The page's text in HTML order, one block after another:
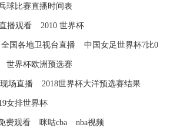
球比赛直播时间表
播观看 2010 世界杯
全国各地卫视台直播 中国女足世界杯7比0
世界杯欧洲预选赛
场直播 2018世界杯大洋预选赛结果
女排世界杯
费观看 咪咕cba nba视频